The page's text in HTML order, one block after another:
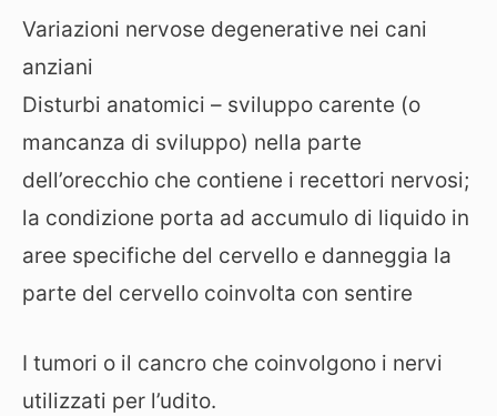
Variazioni nervose degenerative nei cani
anziani
Disturbi anatomici – sviluppo carente (o
mancanza di sviluppo) nella parte
dell’orecchio che contiene i recettori nervosi;
la condizione porta ad accumulo di liquido in
aree specifiche del cervello e danneggia la
parte del cervello coinvolta con sentire
I tumori o il cancro che coinvolgono i nervi
utilizzati per l’udito.